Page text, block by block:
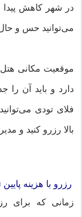
در شهر کاهش پیدا
می‌توانید حس و
موقعیت مکانی
دارد و باید آن را
فلای تودی
بالا رزرو کنید و
رزرو با هزینه
زمانی که برای